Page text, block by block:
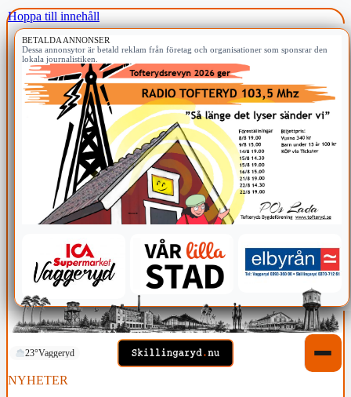
Hoppa till innehåll
BETALDA ANNONSER
Dessa annonsytor är betald reklam från företag och organisationer som sponsrar den
lokala journalistiken.
23°Vaggeryd
NYHETER